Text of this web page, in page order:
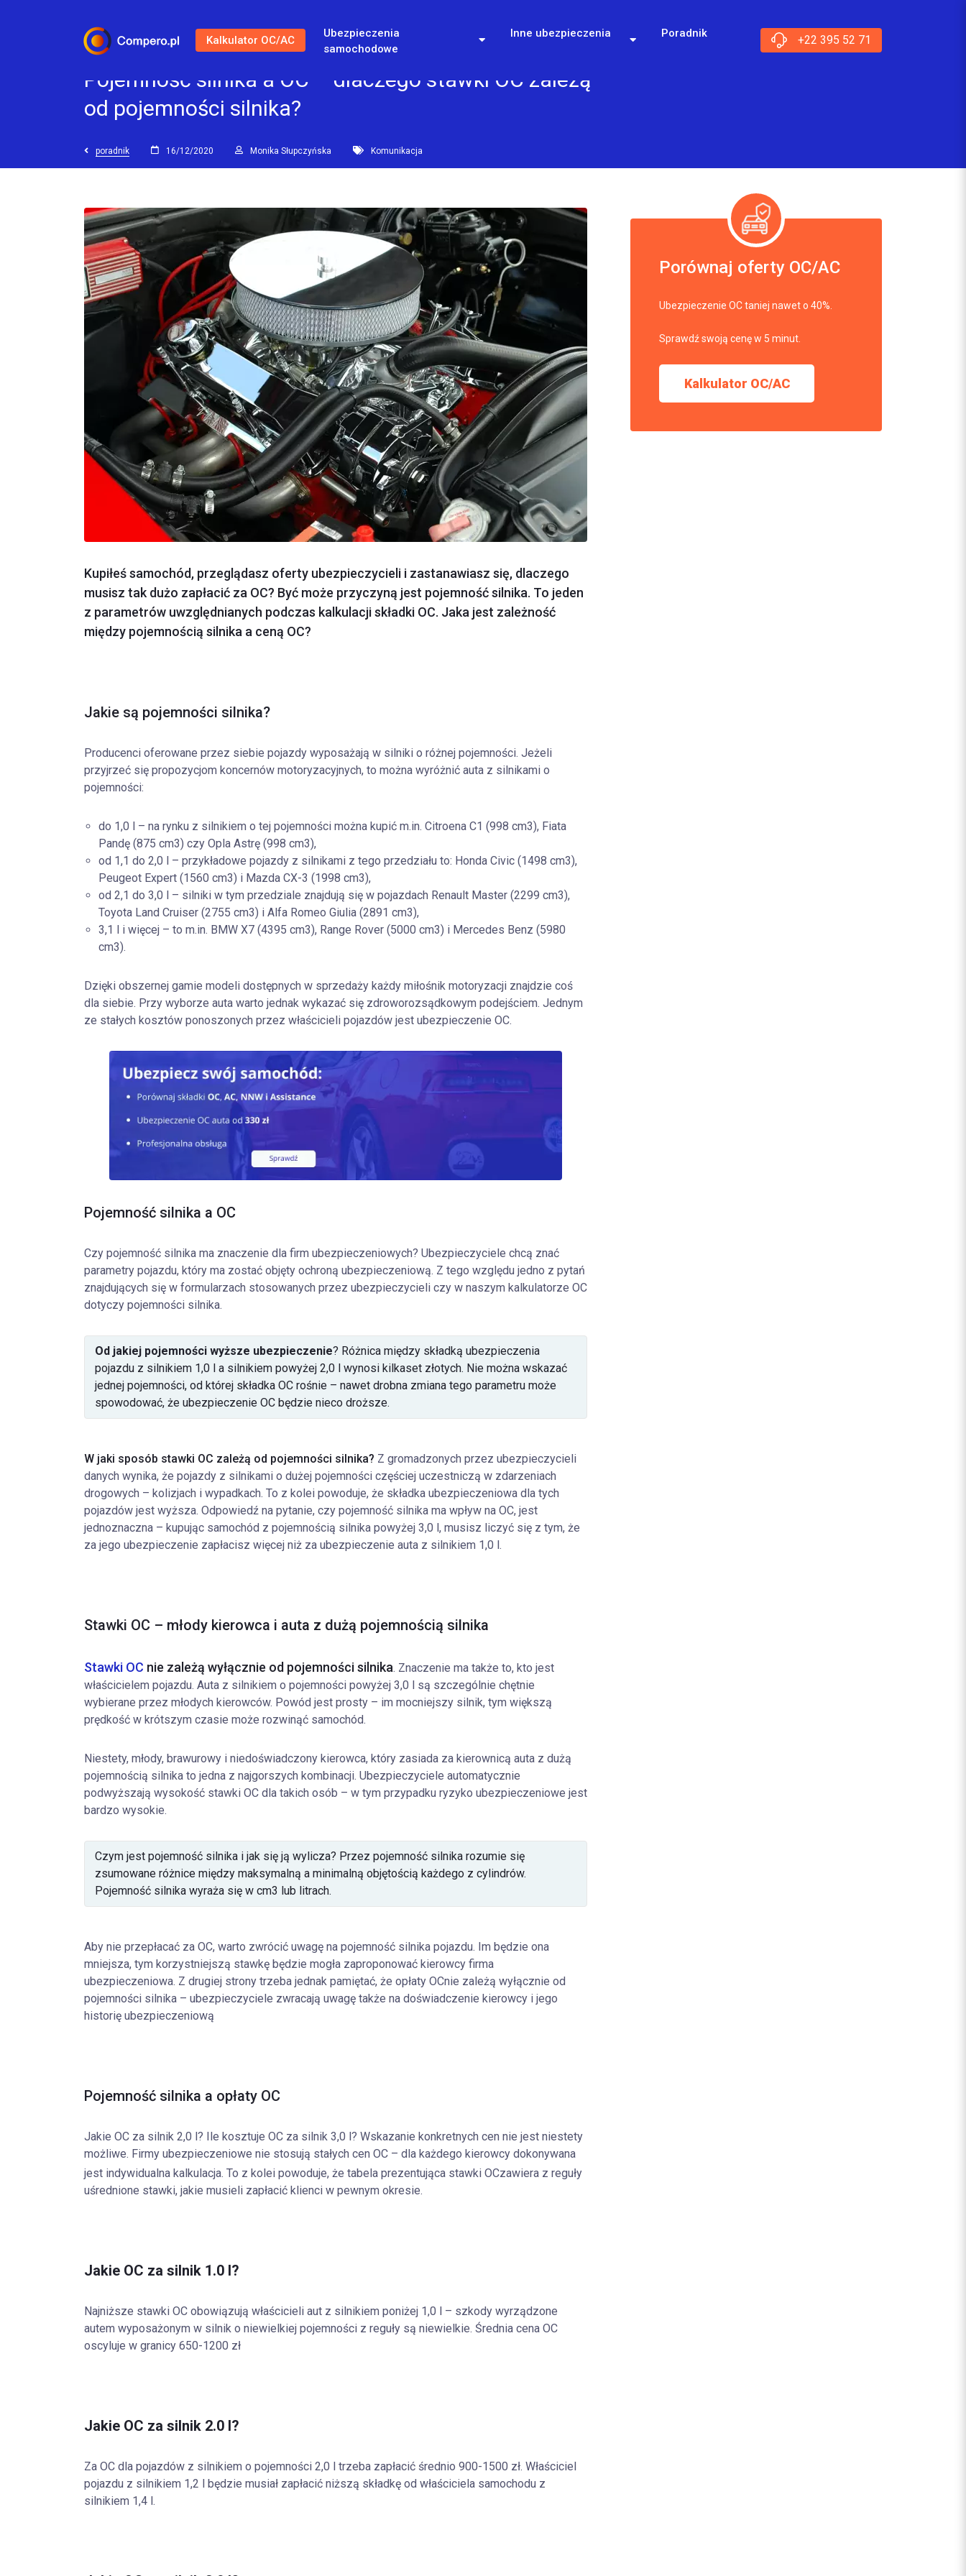
Kalkulator OC/AC
Ubezpieczenia
samochodowe
Inne ubezpieczenia Poradnik +22 395 52 71
Pojemność silnika a OC – dlaczego stawki OC zależą
od pojemności silnika?
poradnik 16/12/2020 Monika Słupczyńska Komunikacja
Kupiłeś samochód, przeglądasz oferty ubezpieczycieli i zastanawiasz się, dlaczego
musisz tak dużo zapłacić za OC? Być może przyczyną jest pojemność silnika. To jeden
z parametrów uwzględnianych podczas kalkulacji składki OC. Jaka jest zależność
między pojemnością silnika a ceną OC?
Jakie są pojemności silnika?
Producenci oferowane przez siebie pojazdy wyposażają w silniki o różnej pojemności. Jeżeli
przyjrzeć się propozycjom koncernów motoryzacyjnych, to można wyróżnić auta z silnikami o
pojemności:
do 1,0 l – na rynku z silnikiem o tej pojemności można kupić m.in. Citroena C1 (998 cm3), Fiata
Pandę (875 cm3) czy Opla Astrę (998 cm3),
od 1,1 do 2,0 l – przykładowe pojazdy z silnikami z tego przedziału to: Honda Civic (1498 cm3),
Peugeot Expert (1560 cm3) i Mazda CX-3 (1998 cm3),
od 2,1 do 3,0 l – silniki w tym przedziale znajdują się w pojazdach Renault Master (2299 cm3),
Toyota Land Cruiser (2755 cm3) i Alfa Romeo Giulia (2891 cm3),
3,1 l i więcej – to m.in. BMW X7 (4395 cm3), Range Rover (5000 cm3) i Mercedes Benz (5980
cm3).
Dzięki obszernej gamie modeli dostępnych w sprzedaży każdy miłośnik motoryzacji znajdzie coś
dla siebie. Przy wyborze auta warto jednak wykazać się zdroworozsądkowym podejściem. Jednym
ze stałych kosztów ponoszonych przez właścicieli pojazdów jest ubezpieczenie OC.
Pojemność silnika a OC
Czy pojemność silnika ma znaczenie dla firm ubezpieczeniowych? Ubezpieczyciele chcą znać
parametry pojazdu, który ma zostać objęty ochroną ubezpieczeniową. Z tego względu jedno z pytań
znajdujących się w formularzach stosowanych przez ubezpieczycieli czy w naszym kalkulatorze OC
dotyczy pojemności silnika.
Od jakiej pojemności wyższe ubezpieczenie? Różnica między składką ubezpieczenia
pojazdu z silnikiem 1,0 l a silnikiem powyżej 2,0 l wynosi kilkaset złotych. Nie można wskazać
jednej pojemności, od której składka OC rośnie – nawet drobna zmiana tego parametru może
spowodować, że ubezpieczenie OC będzie nieco droższe.
W jaki sposób stawki OC zależą od pojemności silnika? Z gromadzonych przez ubezpieczycieli
danych wynika, że pojazdy z silnikami o dużej pojemności częściej uczestniczą w zdarzeniach
drogowych – kolizjach i wypadkach. To z kolei powoduje, że składka ubezpieczeniowa dla tych
pojazdów jest wyższa. Odpowiedź na pytanie, czy pojemność silnika ma wpływ na OC, jest
jednoznaczna – kupując samochód z pojemnością silnika powyżej 3,0 l, musisz liczyć się z tym, że
za jego ubezpieczenie zapłacisz więcej niż za ubezpieczenie auta z silnikiem 1,0 l.
Stawki OC – młody kierowca i auta z dużą pojemnością silnika
Stawki OC nie zależą wyłącznie od pojemności silnika. Znaczenie ma także to, kto jest
właścicielem pojazdu. Auta z silnikiem o pojemności powyżej 3,0 l są szczególnie chętnie
wybierane przez młodych kierowców. Powód jest prosty – im mocniejszy silnik, tym większą
prędkość w krótszym czasie może rozwinąć samochód.
Niestety, młody, brawurowy i niedoświadczony kierowca, który zasiada za kierownicą auta z dużą
pojemnością silnika to jedna z najgorszych kombinacji. Ubezpieczyciele automatycznie
podwyższają wysokość stawki OC dla takich osób – w tym przypadku ryzyko ubezpieczeniowe jest
bardzo wysokie.
Czym jest pojemność silnika i jak się ją wylicza? Przez pojemność silnika rozumie się
zsumowane różnice między maksymalną a minimalną objętością każdego z cylindrów.
Pojemność silnika wyraża się w cm3 lub litrach.
Aby nie przepłacać za OC, warto zwrócić uwagę na pojemność silnika pojazdu. Im będzie ona
mniejsza, tym korzystniejszą stawkę będzie mogła zaproponować kierowcy firma
ubezpieczeniowa. Z drugiej strony trzeba jednak pamiętać, że opłaty OCnie zależą wyłącznie od
pojemności silnika – ubezpieczyciele zwracają uwagę także na doświadczenie kierowcy i jego
historię ubezpieczeniową
Pojemność silnika a opłaty OC
Jakie OC za silnik 2,0 l? Ile kosztuje OC za silnik 3,0 l? Wskazanie konkretnych cen nie jest niestety
możliwe. Firmy ubezpieczeniowe nie stosują stałych cen OC – dla każdego kierowcy dokonywana
jest indywidualna kalkulacja. To z kolei powoduje, że tabela prezentująca stawki OCzawiera z reguły
uśrednione stawki, jakie musieli zapłacić klienci w pewnym okresie.
Jakie OC za silnik 1.0 l?
Najniższe stawki OC obowiązują właścicieli aut z silnikiem poniżej 1,0 l – szkody wyrządzone
autem wyposażonym w silnik o niewielkiej pojemności z reguły są niewielkie. Średnia cena OC
oscyluje w granicy 650-1200 zł
Jakie OC za silnik 2.0 l?
Za OC dla pojazdów z silnikiem o pojemności 2,0 l trzeba zapłacić średnio 900-1500 zł. Właściciel
pojazdu z silnikiem 1,2 l będzie musiał zapłacić niższą składkę od właściciela samochodu z
silnikiem 1,4 l.
Porównaj oferty OC/AC
Ubezpieczenie OC taniej nawet o 40%.
Sprawdź swoją cenę w 5 minut.
Kalkulator OC/AC